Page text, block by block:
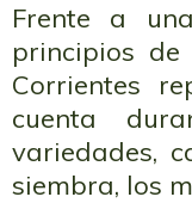
Frente a
principios
Corrientes
cuenta
variedades,
siembra, los